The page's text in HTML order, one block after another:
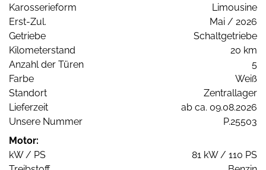
Karosserieform
Limousine
Erst-Zul.
Mai / 2026
Getriebe
Schaltgetriebe
Kilometerstand
20 km
Anzahl der Türen
5
Farbe
Weiß
Standort
Zentrallager
Lieferzeit
ab ca. 09.08.2026
Unsere Nummer
P.25503
Motor:
kW / PS
81 kW / 110 PS